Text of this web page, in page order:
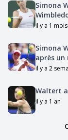
Simona
il y a 1 mois
Simona
après un
il y a 2
Waltert
il y a 1 an